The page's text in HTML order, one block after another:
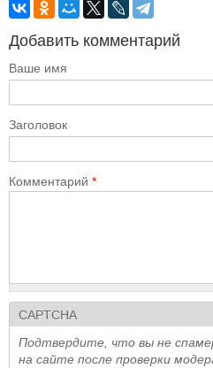
Добавить комментарий
Ваше имя
Заголовок
Комментарий *
CAPTCHA
Подтвердите, что вы не
на сайте после проверки